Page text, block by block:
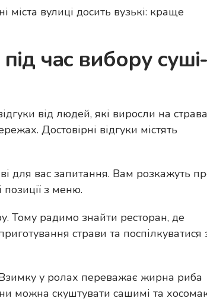
міста вулиці досить вузькі: краще
час вибору суші-
від людей, які виросли на
Достовірні відгуки містять
для вас запитання. Вам розкажуть
позиції з меню.
Тому радимо знайти ресторан, де
страви та поспілкуватися
Взимку у ролах переважає жирна риба
можна скуштувати сашимі та